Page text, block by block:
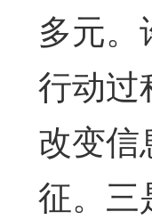
多元
行动过
改变信
征。三